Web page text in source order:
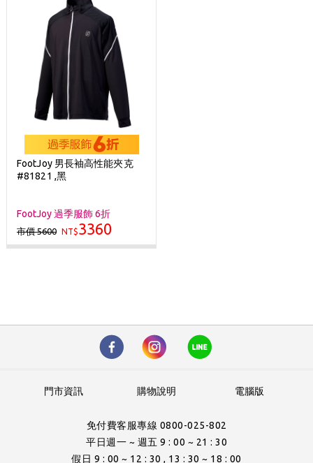
FootJoy 男長袖高性能夾克
#81821 ,黑
FootJoy 過季服飾 6折
市價 5600 NT$3360
電腦版
購物說明
門市資訊
免付費客服專線 0800-025-802
平日週一 ~ 週五 9 : 00 ~ 21 : 30
假日 9 : 00 ~ 12 : 30 , 13 : 30 ~ 18 : 00